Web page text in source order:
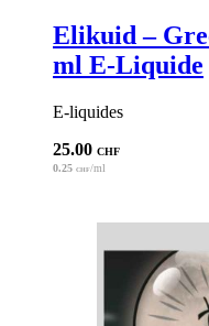
Elikuid –
ml E-Liquide
E-liquides
25.00 CHF
0.25 CHF/ml